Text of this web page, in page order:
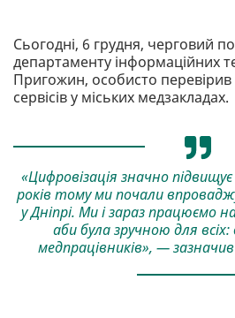
Сьогодні, 6 грудня, черговий
департаменту інформаційних
Пригожин, особисто
сервісів у міських медзакладах.
«Цифровізація значно
років тому ми почали
у Дніпрі. Ми і зараз працюємо
аби була зручною для всіх:
медпрацівників», —